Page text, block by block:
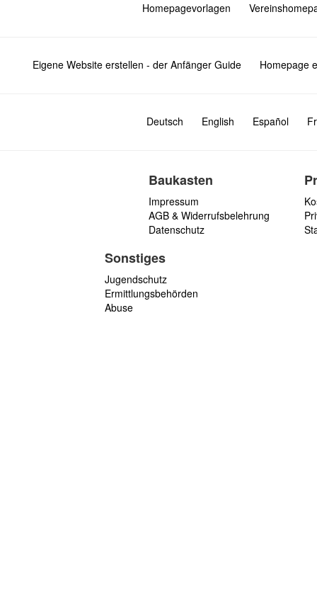
Homepagevorlagen
Eigene Website erstellen - der Anfänger Guide Homepage
Deutsch English Español
Baukasten
Impressum
AGB & Widerrufsbelehrung
Datenschutz
Sonstiges
Jugendschutz
Ermittlungsbehörden
Abuse